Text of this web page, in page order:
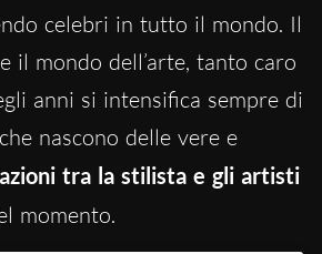
celebri in tutto il mondo. Il
il mondo dell’arte, tanto caro
anni si intensifica sempre di
nascono delle vere e
tra la stilista e gli artisti
momento.